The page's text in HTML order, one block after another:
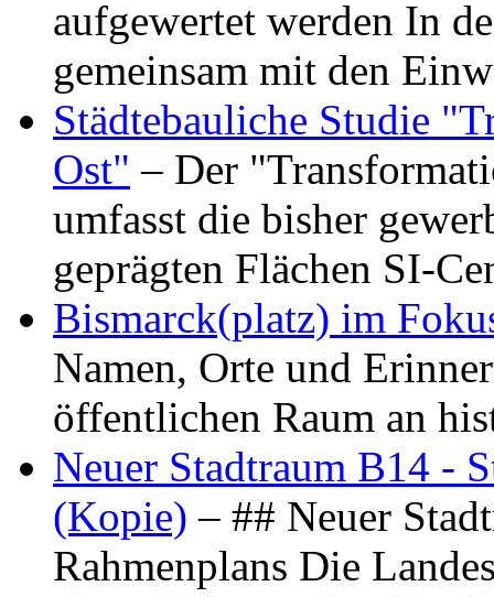
aufgewertet werden In
gemeinsam mit den
Städtebauliche Studie
Ost" – Der
umfasst die bisher
geprägten Flächen SI-
Bismarck(platz) im
Namen, Orte und
öffentlichen Raum an
Neuer Stadtraum B14 -
(Kopie) – ## Neuer
Rahmenplans Die